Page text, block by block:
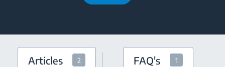
Articles 2 FAQ's 1